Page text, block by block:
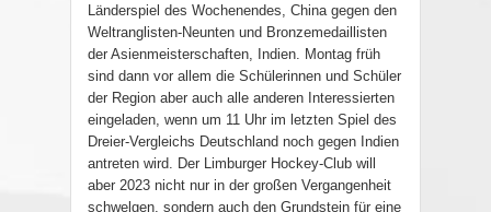
Länderspiel des Wochenendes, China gegen den
Weltranglisten-Neunten und Bronzemedaillisten
der Asienmeisterschaften, Indien. Montag früh
sind dann vor allem die Schülerinnen und Schüler
der Region aber auch alle anderen Interessierten
eingeladen, wenn um 11 Uhr im letzten Spiel des
Dreier-Vergleichs Deutschland noch gegen Indien
antreten wird. Der Limburger Hockey-Club will
aber 2023 nicht nur in der großen Vergangenheit
schwelgen, sondern auch den Grundstein für eine